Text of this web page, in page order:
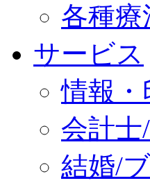
各種療
サービス
情報・
会計士
結婚/